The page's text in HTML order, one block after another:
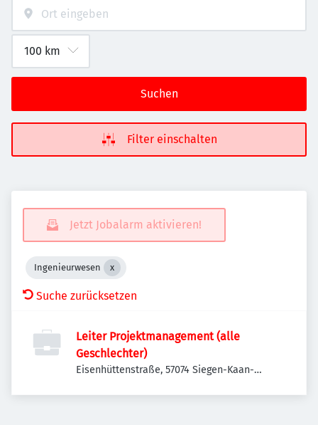
Suchen
Filter einschalten
Jetzt Jobalarm aktivieren!
Ingenieurwesen
Suche zurücksetzen
Leiter Projektmanagement (alle
Geschlechter)
Eisenhüttenstraße, 57074 Siegen-Kaan-